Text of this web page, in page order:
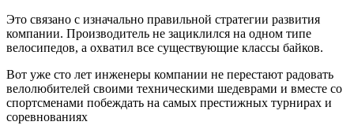
Это связано с изначально правильной стратегии развития
компании. Производитель не зациклился на одном типе
велосипедов, а охватил все существующие классы байков.
Вот уже сто лет инженеры компании не перестают радовать
велолюбителей своими техническими шедеврами и вместе со
спортсменами побеждать на самых престижных турнирах и
соревнованиях